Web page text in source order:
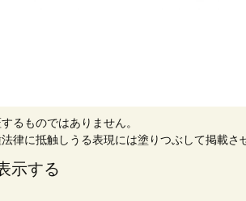
るものではありません。
律に抵触しうる表現には塗りつぶして掲載さ
示する